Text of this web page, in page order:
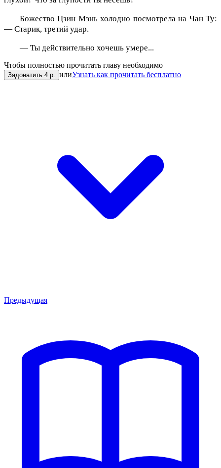
Божество Цзин Мэнь холодно посмотрела на Чан Ту:
— Старик, третий удар.
— Ты действительно хочешь умере...
Чтобы полностью прочитать главу необходимо
Задонатить 4 р. илиУзнать как прочитать бесплатно
Предыдущая